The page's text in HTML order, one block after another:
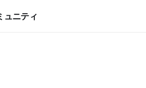
ュニティ